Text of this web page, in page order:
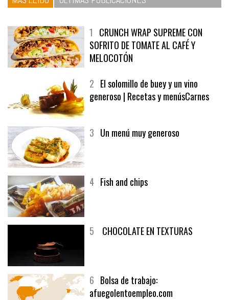
1 CRUNCH WRAP SUPREME CON
SOFRITO DE TOMATE AL CAFÉ Y
MELOCOTÓN
2 El solomillo de buey y un vino
generoso | Recetas y menúsCarnes
3 Un menú muy generoso
4 Fish and chips
5 CHOCOLATE EN TEXTURAS
6 Bolsa de trabajo:
afuegolentoempleo.com